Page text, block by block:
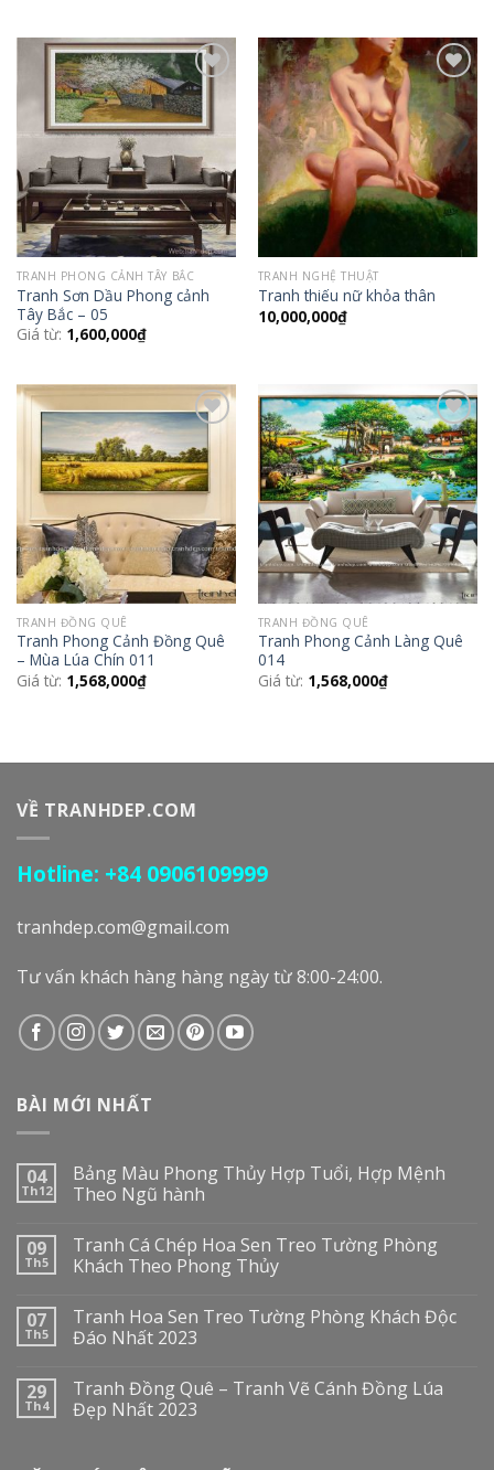
Add to
Wishlist
TRANH PHONG CẢNH TÂY BẮC
Tranh Sơn Dầu Phong cảnh
Tây Bắc – 05
Giá từ: 1,600,000₫
Add to
Wishlist
TRANH NGHỆ THUẬT
Tranh thiếu nữ khỏa thân
10,000,000₫
Wishlist
TRANH ĐỒNG QUÊ
Tranh Phong Cảnh Đồng Quê
– Mùa Lúa Chín 011
Giá từ: 1,568,000₫
Add to
Wishlist
TRANH ĐỒNG QUÊ
Tranh Phong Cảnh Làng Quê
014
Giá từ: 1,568,000₫
VỀ TRANHDEP.COM
Hotline: +84 0906109999
tranhdep.com@gmail.com
Tư vấn khách hàng hàng ngày từ 8:00-24:00.
BÀI MỚI NHẤT
04
Th12
Bảng Màu Phong Thủy Hợp Tuổi, Hợp Mệnh
Theo Ngũ hành
09
Th5
Tranh Cá Chép Hoa Sen Treo Tường Phòng
Khách Theo Phong Thủy
07
Th5
Tranh Hoa Sen Treo Tường Phòng Khách Độc
Đáo Nhất 2023
29
Th4
Tranh Đồng Quê – Tranh Vẽ Cánh Đồng Lúa
Đẹp Nhất 2023